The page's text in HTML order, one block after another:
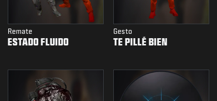
Remate
ESTADO FLUIDO
Gesto
TE PILLÉ BIEN